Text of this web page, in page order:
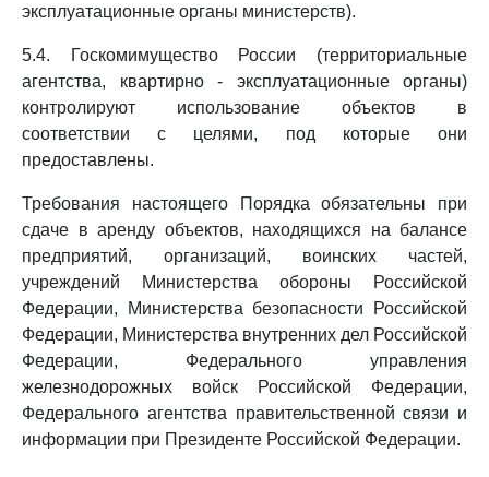
эксплуатационные органы министерств).
5.4. Госкомимущество России (территориальные
агентства, квартирно - эксплуатационные органы)
контролируют использование объектов в
соответствии с целями, под которые они
предоставлены.
Требования настоящего Порядка обязательны при
сдаче в аренду объектов, находящихся на балансе
предприятий, организаций, воинских частей,
учреждений Министерства обороны Российской
Федерации, Министерства безопасности Российской
Федерации, Министерства внутренних дел Российской
Федерации, Федерального управления
железнодорожных войск Российской Федерации,
Федерального агентства правительственной связи и
информации при Президенте Российской Федерации.